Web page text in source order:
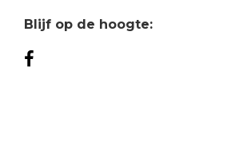
Blijf op de hoogte: